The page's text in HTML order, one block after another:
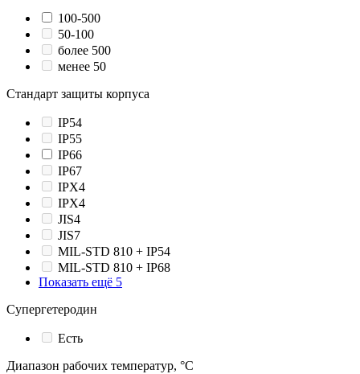
100-500
50-100
более 500
менее 50
Стандарт защиты корпуса
IP54
IP55
IP66
IP67
IPX4
IPХ4
JIS4
JIS7
MIL-STD 810 + IP54
MIL-STD 810 + IP68
Показать ещё 5
Супергетеродин
Есть
Диапазон рабочих температур, °С